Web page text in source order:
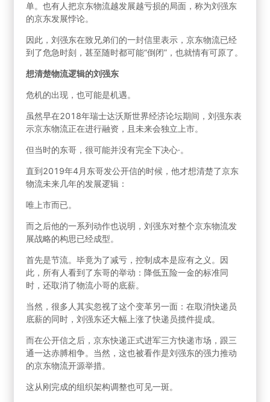
单。也有人把京东物流越发展越亏损的局面，称为刘强东
的京东发展悖论。
因此，刘强东在致兄弟们的一封信里表示，京东物流已经
到了危急时刻，甚至随时都可能“倒闭”，也就情有可原了。
想清楚物流逻辑的刘强东
危机的出现，也可能是机遇。
虽然早在2018年瑞士达沃斯世界经济论坛期间，刘强东表
示京东物流正在进行融资，且未来会独立上市。
但当时的东哥，很可能并没有完全下决心·。
直到2019年4月东哥发公开信的时候，他才想清楚了京东
物流未来几年的发展逻辑：
唯上市而已。
而之后他的一系列动作也说明，刘强东对整个京东物流发
展战略的构思已经成型。
首先是节流。毕竟为了减亏，控制成本是应有之义。因
此，所有人看到了东哥的举动：降低五险一金的标准同
时，还取消了物流小哥的底薪。
当然，很多人其实忽视了这个变革另一面：在取消快递员
底薪的同时，刘强东还大幅上涨了快递员揽件提成。
而在公开信之后，京东快递正式进军三方快递市场，跟三
通一达赤膊相争。当然，这也被看作是刘强东的强力推动
的京东物流开源举措。
这从刚完成的组织架构调整也可见一斑。